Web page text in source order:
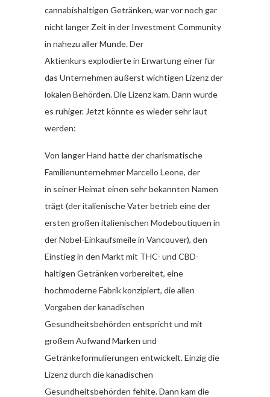
cannabishaltigen Getränken, war vor noch gar
nicht langer Zeit in der Investment Community
in nahezu aller Munde. Der
Aktienkurs explodierte in Erwartung einer für
das Unternehmen äußerst wichtigen Lizenz der
lokalen Behörden. Die Lizenz kam. Dann wurde
es ruhiger. Jetzt könnte es wieder sehr laut
werden:
Von langer Hand hatte der charismatische
Familienunternehmer Marcello Leone, der
in seiner Heimat einen sehr bekannten Namen
trägt (der italienische Vater betrieb eine der
ersten großen italienischen Modeboutiquen in
der Nobel-Einkaufsmeile in Vancouver), den
Einstieg in den Markt mit THC- und CBD-
haltigen Getränken vorbereitet, eine
hochmoderne Fabrik konzipiert, die allen
Vorgaben der kanadischen
Gesundheitsbehörden entspricht und mit
großem Aufwand Marken und
Getränkeformulierungen entwickelt. Einzig die
Lizenz durch die kanadischen
Gesundheitsbehörden fehlte. Dann kam die